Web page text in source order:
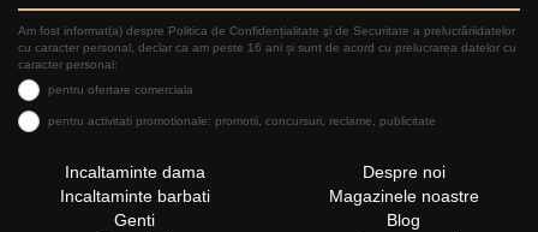
Am fost informat(a) despre Politica de Confidențialitate şi de Securitate a prelucrăriidatelor
cu caracter personal, declar ca am peste 16 ani și sunt de acord cu prelucrarea datelor cu
caracter personal:
pentru ofertare comerciala
pentru activitati promotionale: promotii, concursuri, reclame, publicitate
Incaltaminte dama
Incaltaminte barbati
Genti
Despre noi
Magazinele noastre
Blog